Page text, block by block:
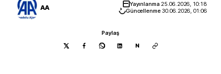
AA Yayınlanma 25.06.2026, 10:18
Güncellenme 30.06.2026, 01:06
Paylaş
N